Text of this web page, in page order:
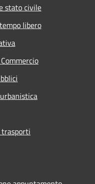
stato civile
libero